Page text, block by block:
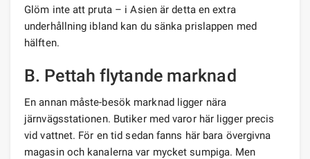
Glöm inte att pruta – i Asien är detta en extra
underhållning ibland kan du sänka prislappen med
hälften.
B. Pettah flytande marknad
En annan måste-besök marknad ligger nära
järnvägsstationen. Butiker med varor här ligger precis
vid vattnet. För en tid sedan fanns här bara övergivna
magasin och kanalerna var mycket sumpiga. Men